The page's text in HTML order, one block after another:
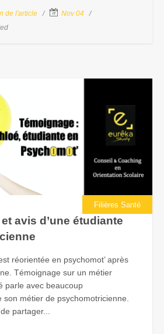
de l'article
Nov 04
Filières Santé
avis d’une étudiante
réorientée en psychomot’ après
Témoignage sur un métier
parle avec beaucoup
son métier de psychomotricienne.
partager...